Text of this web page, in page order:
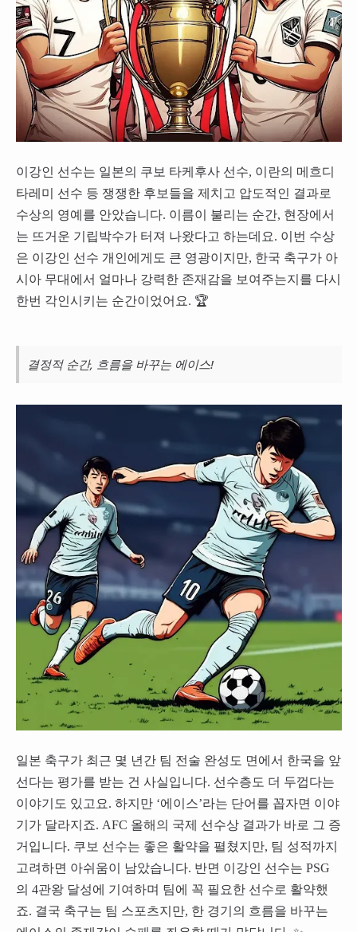
이강인 선수는 일본의 쿠보 타케후사 선수, 이란의 메흐디
타레미 선수 등 쟁쟁한 후보들을 제치고 압도적인 결과로
수상의 영예를 안았습니다. 이름이 불리는 순간, 현장에서
는 뜨거운 기립박수가 터져 나왔다고 하는데요. 이번 수상
은 이강인 선수 개인에게도 큰 영광이지만, 한국 축구가 아
시아 무대에서 얼마나 강력한 존재감을 보여주는지를 다시
한번 각인시키는 순간이었어요. 🏆
결정적 순간, 흐름을 바꾸는 에이스!
일본 축구가 최근 몇 년간 팀 전술 완성도 면에서 한국을 앞
선다는 평가를 받는 건 사실입니다. 선수층도 더 두껍다는
이야기도 있고요. 하지만 ‘에이스’라는 단어를 꼽자면 이야
기가 달라지죠. AFC 올해의 국제 선수상 결과가 바로 그 증
거입니다. 쿠보 선수는 좋은 활약을 펼쳤지만, 팀 성적까지
고려하면 아쉬움이 남았습니다. 반면 이강인 선수는 PSG
의 4관왕 달성에 기여하며 팀에 꼭 필요한 선수로 활약했
죠. 결국 축구는 팀 스포츠지만, 한 경기의 흐름을 바꾸는